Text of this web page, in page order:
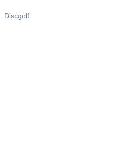
Discgolf